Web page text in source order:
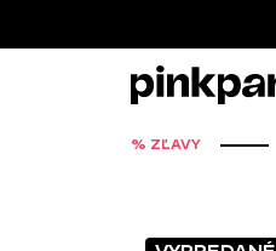
% ZĽAVY